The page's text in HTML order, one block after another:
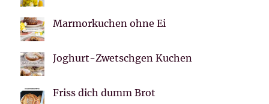
Marmorkuchen ohne Ei
Joghurt-Zwetschgen Kuchen
Friss dich dumm Brot